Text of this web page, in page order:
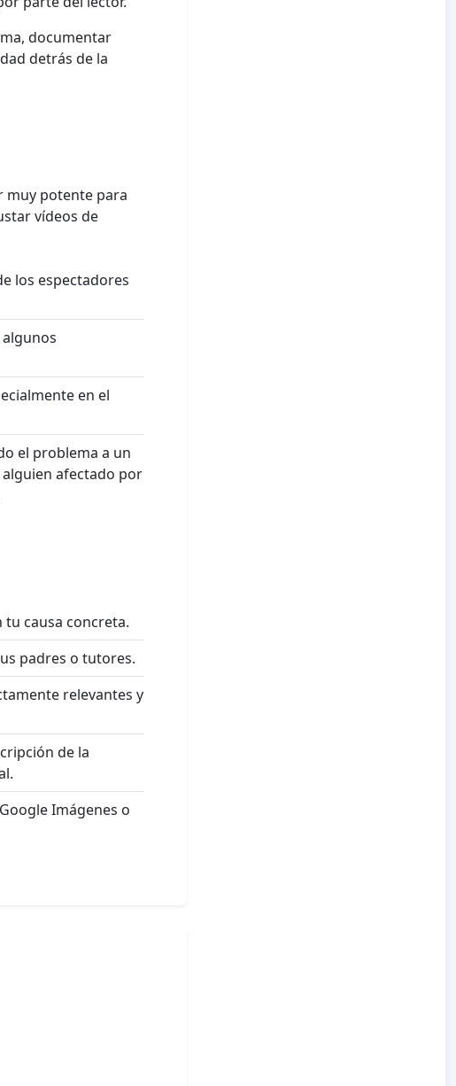
documentar
detrás de la
muy potente para
vídeos de
los espectadores
en el
el problema a un
afectado por
tu causa concreta.
padres o tutores.
relevantes y
de la
Imágenes o